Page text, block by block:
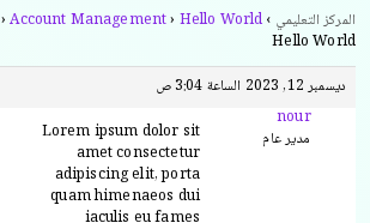
المركز التعليمي ›
›Account Management› Hello World
Hello World
ديسمبر 12, 2023 الساعة 3:04 ص
nour
مدير عام
Lorem ipsum dolor sit
amet consectetur
adipiscing elit, porta
quam himenaeos dui